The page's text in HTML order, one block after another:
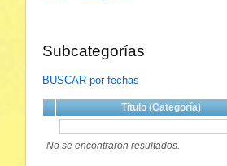
Subcategorías
BUSCAR por fechas
Título (Categoría)
No se encontraron resultados.